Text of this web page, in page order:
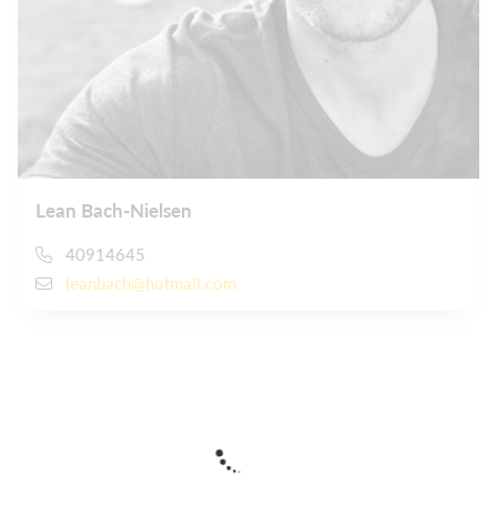
Lean Bach-Nielsen
40914645
leanbach@hotmail.com